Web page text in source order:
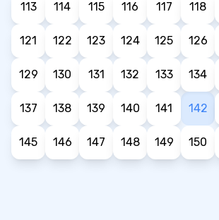
113 114 115 116 117 118
121 122 123 124 125 126
129 130 131 132 133 134
137 138 139 140 141 142
145 146 147 148 149 150